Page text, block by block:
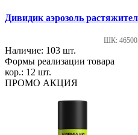
Дивидик аэрозоль
ШК:
Наличие: 103 шт.
Формы реализации товара
кор.: 12 шт.
ПРОМО АКЦИЯ